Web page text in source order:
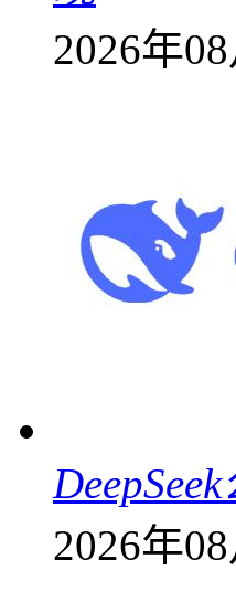
2026年
2026年